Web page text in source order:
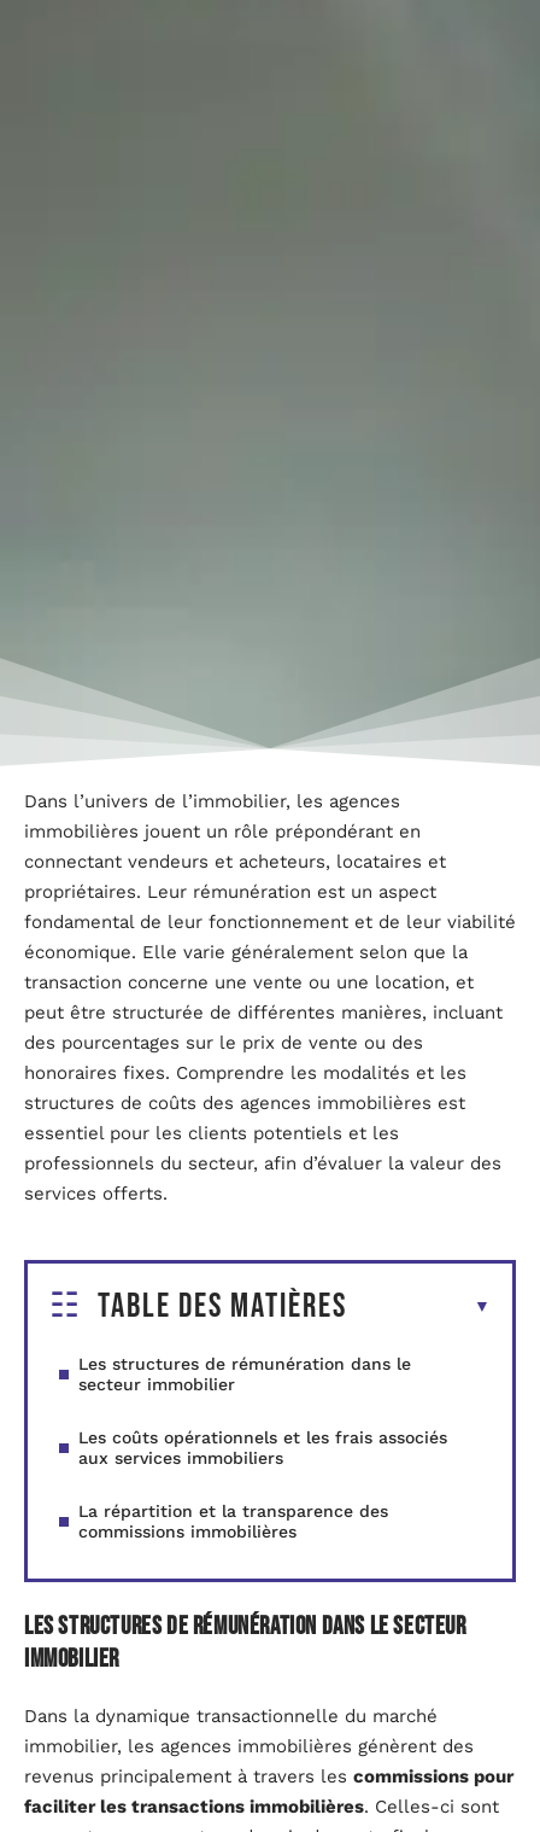
Dans l’univers de l’immobilier, les agences
immobilières jouent un rôle prépondérant en
connectant vendeurs et acheteurs, locataires et
propriétaires. Leur rémunération est un aspect
fondamental de leur fonctionnement et de leur viabilité
économique. Elle varie généralement selon que la
transaction concerne une vente ou une location, et
peut être structurée de différentes manières, incluant
des pourcentages sur le prix de vente ou des
honoraires fixes. Comprendre les modalités et les
structures de coûts des agences immobilières est
essentiel pour les clients potentiels et les
professionnels du secteur, afin d’évaluer la valeur des
services offerts.
Table des matières
Les structures de rémunération dans le
secteur immobilier
Les coûts opérationnels et les frais associés
aux services immobiliers
La répartition et la transparence des
commissions immobilières
Les structures de rémunération dans le secteur
immobilier
Dans la dynamique transactionnelle du marché
immobilier, les agences immobilières génèrent des
revenus principalement à travers les commissions pour
faciliter les transactions immobilières. Celles-ci sont